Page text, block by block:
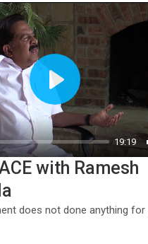
with Ramesh
does not done anything for